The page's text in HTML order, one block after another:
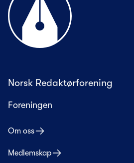
Norsk Redaktørforening
Foreningen
Om oss
Medlemskap